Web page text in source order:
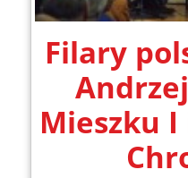
Filary
Mieszku I